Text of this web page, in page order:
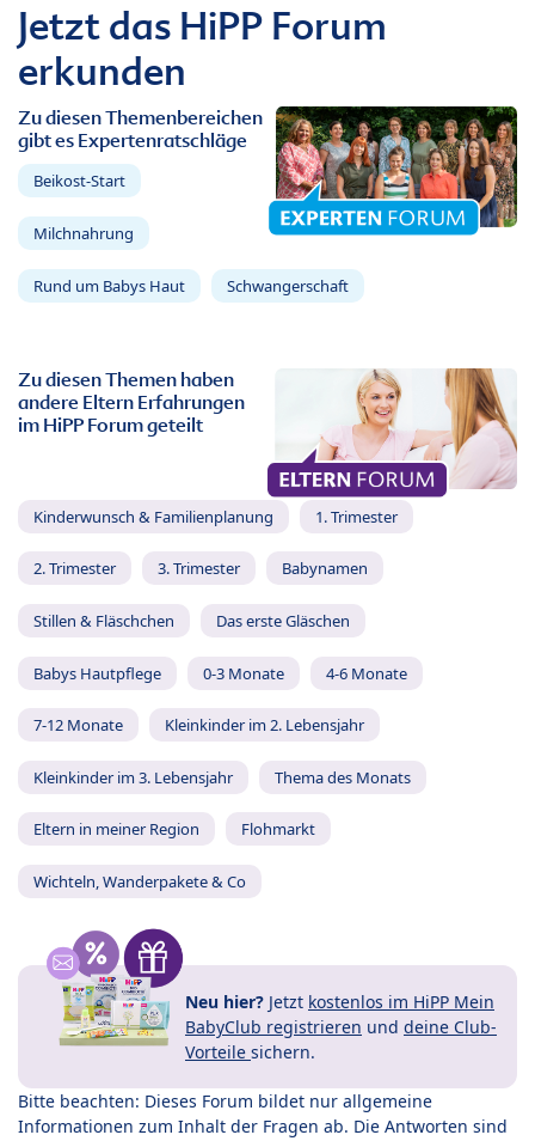
Jetzt das HiPP Forum
erkunden
Zu diesen Themenbereichen
gibt es Expertenratschläge
Beikost-Start
Milchnahrung
Rund um Babys Haut Schwangerschaft
Zu diesen Themen haben
andere Eltern Erfahrungen
im HiPP Forum geteilt
Kinderwunsch & Familienplanung 1. Trimester
2. Trimester 3. Trimester Babynamen
Stillen & Fläschchen Das erste Gläschen
Babys Hautpflege 0-3 Monate 4-6 Monate
7-12 Monate Kleinkinder im 2. Lebensjahr
Kleinkinder im 3. Lebensjahr Thema des Monats
Eltern in meiner Region Flohmarkt
Wichteln, Wanderpakete & Co
Neu hier? Jetzt kostenlos im HiPP Mein
BabyClub registrieren und deine Club-
Vorteile sichern.
Bitte beachten: Dieses Forum bildet nur allgemeine
Informationen zum Inhalt der Fragen ab. Die Antworten sind